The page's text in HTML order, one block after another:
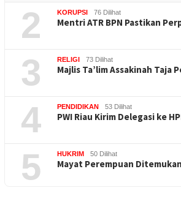
2 KORUPSI 76 Dilihat
Mentri ATR BPN Pastikan
3 RELIGI 73 Dilihat
Majlis Ta’lim Assakinah Taja
4 PENDIDIKAN 53 Dilihat
PWI Riau Kirim Delegasi ke
5 HUKRIM 50 Dilihat
Mayat Perempuan